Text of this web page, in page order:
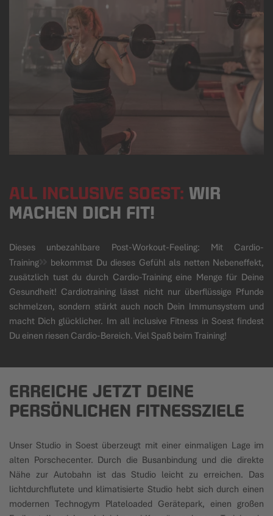
ALL INCLUSIVE SOEST: WIR
MACHEN DICH FIT!
Dieses unbezahlbare Post-Workout-Feeling: Mit Cardio-
Training
bekommst Du dieses Gefühl als netten Nebeneffekt,
zusätzlich tust du durch Cardio-Training eine Menge für Deine
Gesundheit! Cardiotraining lässt nicht nur überflüssige Pfunde
schmelzen, sondern stärkt auch noch Dein Immunsystem und
macht Dich glücklicher. Im all inclusive Fitness in Soest findest
Du einen riesen Cardio-Bereich. Viel Spaß beim Training!
ERREICHE JETZT DEINE
PERSÖNLICHEN FITNESSZIELE
Unser Studio in Soest überzeugt mit einer einmaligen Lage im
alten Porschecenter. Durch die Busanbindung und die direkte
Nähe zur Autobahn ist das Studio leicht zu erreichen. Das
lichtdurchflutete und klimatisierte Studio hebt sich durch einen
modernen Technogym Plateloaded Gerätepark, einen großen